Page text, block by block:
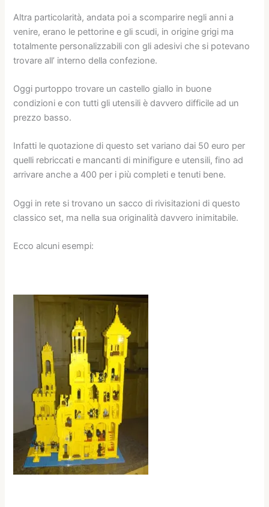
Altra particolarità, andata poi a scomparire negli anni a
venire, erano le pettorine e gli scudi, in origine grigi ma
totalmente personalizzabili con gli adesivi che si potevano
trovare all’ interno della confezione.
Oggi purtoppo trovare un castello giallo in buone
condizioni e con tutti gli utensili è davvero difficile ad un
prezzo basso.
Infatti le quotazione di questo set variano dai 50 euro per
quelli rebriccati e mancanti di minifigure e utensili, fino ad
arrivare anche a 400 per i più completi e tenuti bene.
Oggi in rete si trovano un sacco di rivisitazioni di questo
classico set, ma nella sua originalità davvero inimitabile.
Ecco alcuni esempi: